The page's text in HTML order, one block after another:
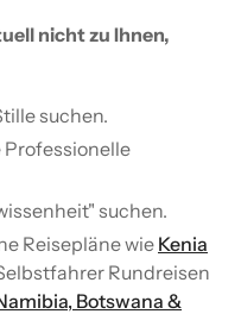
nicht zu Ihnen,
suchen.
Professionelle
suchen.
Reisepläne wie Kenia
Rundreisen
Botswana &